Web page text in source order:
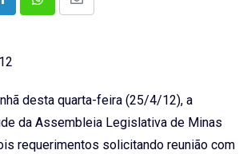
WhatsappShare
desta quarta-feira (25/4/12), a
da Assembleia Legislativa de Minas
requerimentos solicitando reunião com